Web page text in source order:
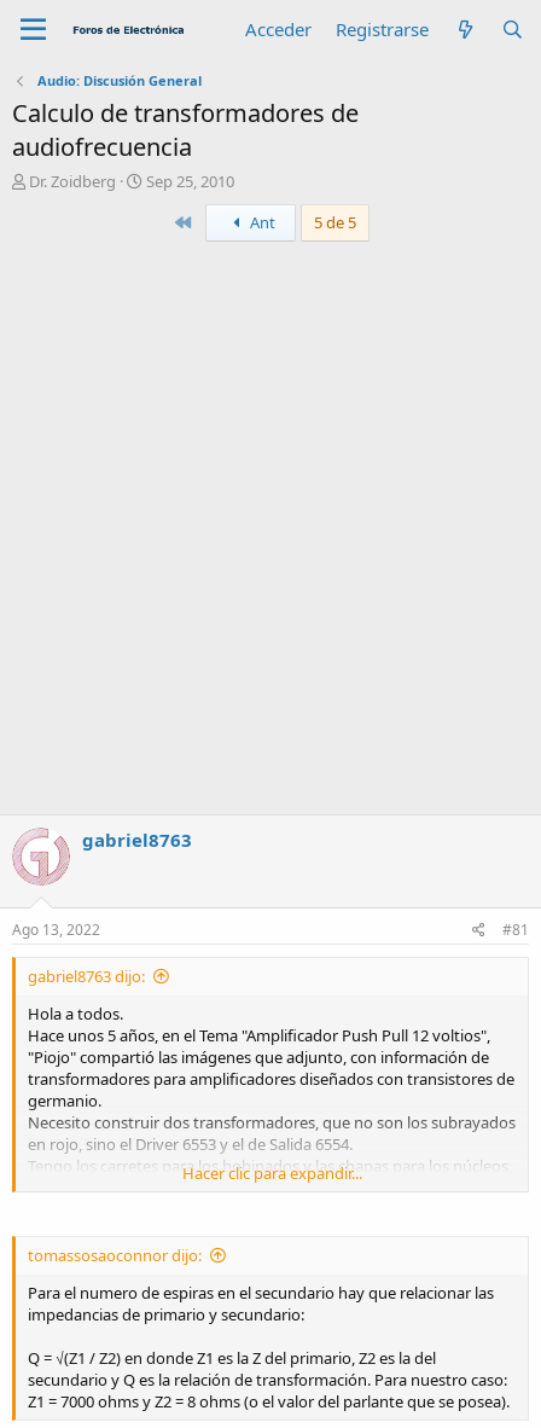
Acceder Registrarse
Audio: Discusión General
Calculo de transformadores de
audiofrecuencia
A
Dr. Zoidberg
F
Sep 25, 2010
PrimeroAnt 5 de 5
gabriel8763
Ago 13, 2022 #81
gabriel8763 dijo:
Hola a todos.
Hace unos 5 años, en el Tema "Amplificador Push Pull 12 voltios",
"Piojo" compartió las imágenes que adjunto, con información de
transformadores para amplificadores diseñados con transistores de
germanio.
Necesito construir dos transformadores, que no son los subrayados
en rojo, sino el Driver 6553 y el de Salida 6554.
Tengo los carretes para los bobinados y las chapas para los núcleos,
¿Alguna sugerencia, orientación?
Hacer clic para expandir...
tomassosaoconnor dijo:
Para el numero de espiras en el secundario hay que relacionar las
impedancias de primario y secundario:
Q = √(Z1 / Z2) en donde Z1 es la Z del primario, Z2 es la del
secundario y Q es la relación de transformación. Para nuestro caso:
Z1 = 7000 ohms y Z2 = 8 ohms (o el valor del parlante que se posea).